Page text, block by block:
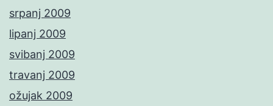
srpanj 2009
lipanj 2009
svibanj 2009
travanj 2009
ožujak 2009